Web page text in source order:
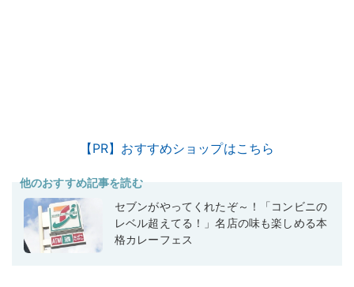
【PR】おすすめショップはこちら
他のおすすめ記事を読む
セブンがやってくれたぞ～！「コンビニの
レベル超えてる！」名店の味も楽しめる本
格カレーフェス